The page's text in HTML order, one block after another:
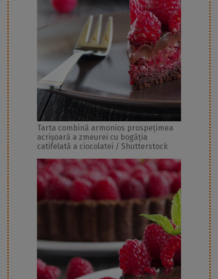
Tarta combină armonios prospețimea
acrișoară a zmeurei cu bogăția
catifelată a ciocolatei / Shutterstock